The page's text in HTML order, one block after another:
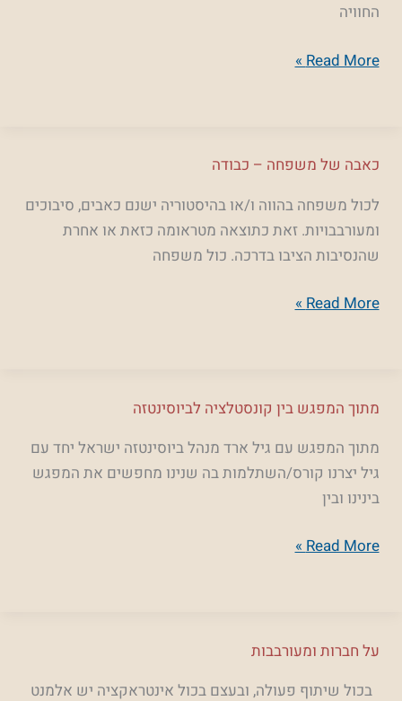
החוויה
Read More »
כאבה של משפחה – כבודה
לכול משפחה בהווה ו/או בהיסטוריה ישנם כאבים, סיבוכים
ומעורבבויות. זאת כתוצאה מטראומה כזאת או אחרת
שהנסיבות הציבו בדרכה. כול משפחה
כאבה
משפחה
–
כבודה
Read More »
מתוך המפגש בין קונסטלציה לביוסינטזה
מתוך המפגש עם גיל ארד מנהל ביוסינטזה ישראל יחד עם
גיל יצרנו קורס/השתלמות בה שנינו מחפשים את המפגש
בינינו ובין
מתוך
בין
קונסטלציה
לביוסינטזה
Read More »
על חברות ומעורבבות
בכול שיתוף פעולה, ובעצם בכול אינטראקציה יש אלמנט
על